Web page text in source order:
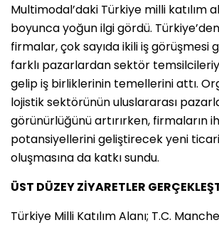
Multimodal’daki Türkiye milli katılım
boyunca yoğun ilgi gördü.
firmalar, çok sayıda ikili iş görüşmesi
farklı pazarlardan sektör
gelip iş birliklerinin temellerini attı.
lojistik sektörünün uluslararası
görünürlüğünü artırırken, firmaların
potansiyellerini geliştirecek yeni
oluşmasına da katkı sundu.
ÜST DÜZEY ZİYARETLER
Türkiye Milli Katılım Alanı; T.C.